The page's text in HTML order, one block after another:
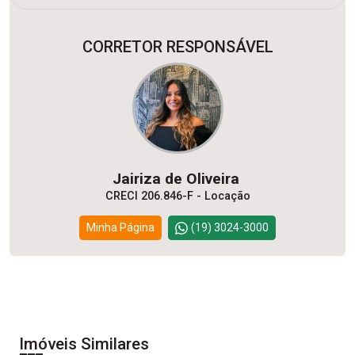
CORRETOR RESPONSÁVEL
Jairiza de Oliveira
CRECI 206.846-F - Locação
Minha Página (19) 3024-3000
Imóveis Similares